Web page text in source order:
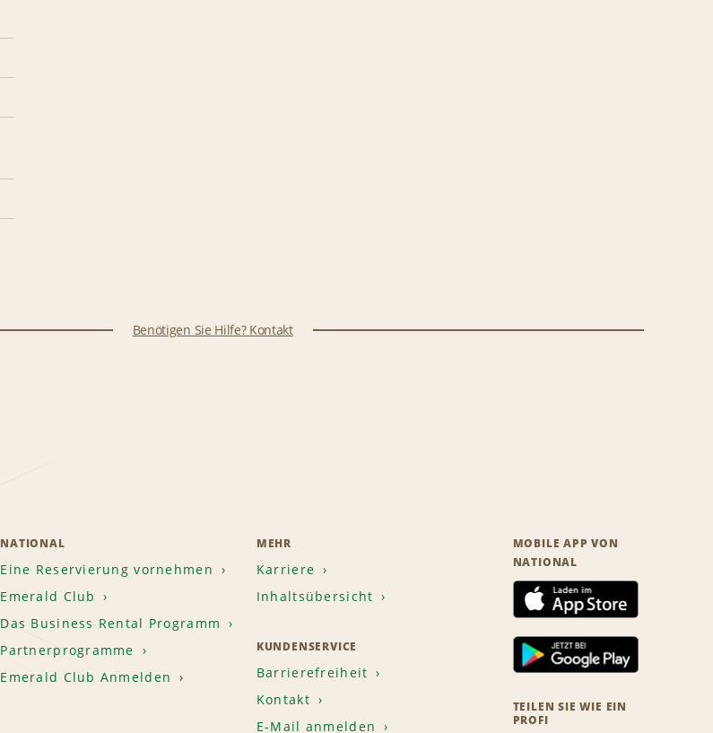
Benötigen Sie Hilfe? Kontakt
NATIONAL
Eine Reservierung vornehmen
Emerald Club
Das Business Rental Programm
Partnerprogramme
Emerald Club Anmelden
MEHR
Karriere
Inhaltsübersicht
KUNDENSERVICE
Barrierefreiheit
Kontakt
E-Mail anmelden
MOBILE APP VON
NATIONAL
TEILEN SIE WIE EIN
PROFI